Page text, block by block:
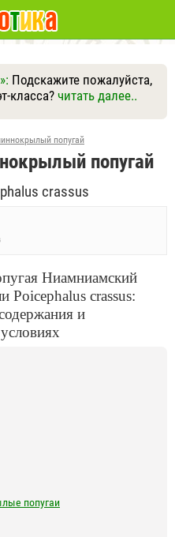
Подскажите пожалуйста,
класса? читать далее..
Задать вопрос
попугай
попугай
crassus
Ниамниамский
Poicephalus crassus:
и
попугаи